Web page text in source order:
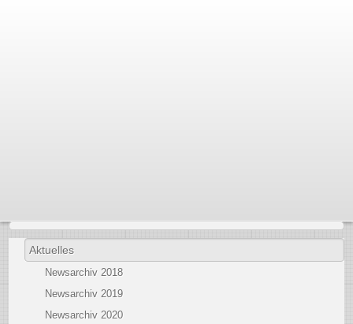
Aktuelles
Newsarchiv 2018
Newsarchiv 2019
Newsarchiv 2020